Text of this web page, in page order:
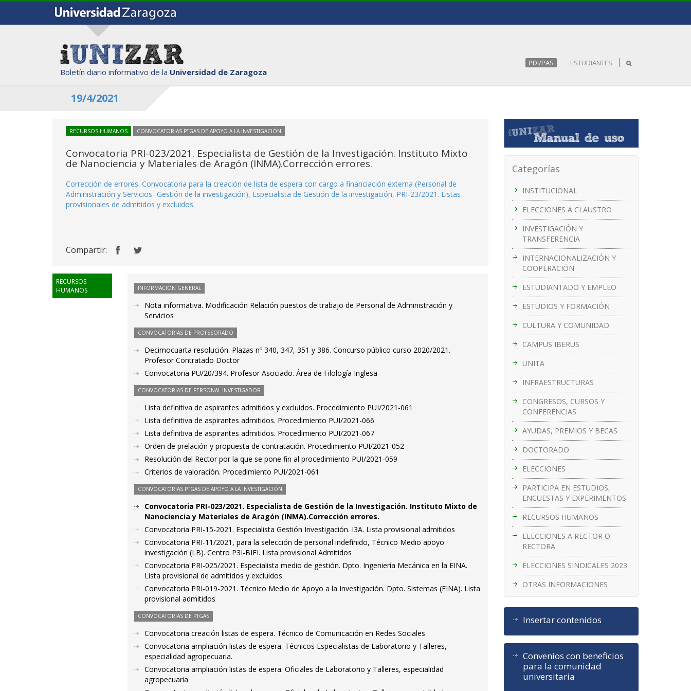
Boletín diario informativo de la Universidad de Zaragoza
PDI/PAS ESTUDIANTES
19/4/2021
Categorías
INSTITUCIONAL
ELECCIONES A CLAUSTRO
INVESTIGACIÓN Y
TRANSFERENCIA
INTERNACIONALIZACIÓN Y
COOPERACIÓN
ESTUDIANTADO Y EMPLEO
ESTUDIOS Y FORMACIÓN
CULTURA Y COMUNIDAD
CAMPUS IBERUS
UNITA
INFRAESTRUCTURAS
CONGRESOS, CURSOS Y
CONFERENCIAS
AYUDAS, PREMIOS Y BECAS
DOCTORADO
ELECCIONES
PARTICIPA EN ESTUDIOS,
ENCUESTAS Y EXPERIMENTOS
RECURSOS HUMANOS
ELECCIONES A RECTOR O
RECTORA
ELECCIONES SINDICALES 2023
OTRAS INFORMACIONES
Insertar contenidos
Convenios con beneficios
para la comunidad
universitaria
RECURSOS HUMANOS CONVOCATORIAS PTGAS DE APOYO A LA INVESTIGACIÓN
Convocatoria PRI-023/2021. Especialista de Gestión de la Investigación. Instituto Mixto
de Nanociencia y Materiales de Aragón (INMA).Corrección errores.
Corrección de errores. Convocatoria para la creación de lista de espera con cargo a financiación externa (Personal de
Administración y Servicios- Gestión de la investigación), Especialista de Gestión de la investigación, PRI-23/2021. Listas
provisionales de admitidos y excluidos.
Compartir:
RECURSOS
HUMANOS
INFORMACIÓN GENERAL
Nota informativa. Modificación Relación puestos de trabajo de Personal de Administración y
Servicios
CONVOCATORIAS DE PROFESORADO
Decimocuarta resolución. Plazas nº 340, 347, 351 y 386. Concurso público curso 2020/2021.
Profesor Contratado Doctor
Convocatoria PU/20/394. Profesor Asociado. Área de Filología Inglesa
CONVOCATORIAS DE PERSONAL INVESTIGADOR
Lista definitiva de aspirantes admitidos y excluidos. Procedimiento PUI/2021-061
Lista definitiva de aspirantes admitidos. Procedimiento PUI/2021-066
Lista definitiva de aspirantes admitidos. Procedimiento PUI/2021-067
Orden de prelación y propuesta de contratación. Procedimiento PUI/2021-052
Resolución del Rector por la que se pone fin al procedimiento PUI/2021-059
Criterios de valoración. Procedimiento PUI/2021-061
CONVOCATORIAS PTGAS DE APOYO A LA INVESTIGACIÓN
Convocatoria PRI-023/2021. Especialista de Gestión de la Investigación. Instituto Mixto de
Nanociencia y Materiales de Aragón (INMA).Corrección errores.
Convocatoria PRI-15-2021. Especialista Gestión Investigación. I3A. Lista provisional admitidos
Convocatoria PRI-11/2021, para la selección de personal indefinido, Técnico Medio apoyo
investigación (LB). Centro P3I-BIFI. Lista provisional Admitidos
Convocatoria PRI-025/2021. Especialista medio de gestión. Dpto. Ingeniería Mecánica en la EINA.
Lista provisional de admitidos y excluidos
Convocatoria PRI-019-2021. Técnico Medio de Apoyo a la Investigación. Dpto. Sistemas (EINA). Lista
provisional admitidos
CONVOCATORIAS DE PTGAS
Convocatoria creación listas de espera. Técnico de Comunicación en Redes Sociales
Convocatoria ampliación listas de espera. Técnicos Especialistas de Laboratorio y Talleres,
especialidad agropecuaria.
Convocatoria ampliación listas de espera. Oficiales de Laboratorio y Talleres, especialidad
agropecuaria